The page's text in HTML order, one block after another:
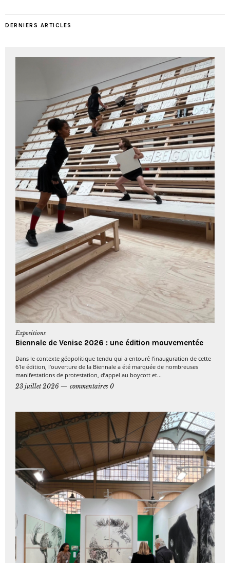
DERNIERS ARTICLES
Expositions
Biennale de Venise 2026 : une édition mouvementée
Dans le contexte géopolitique tendu qui a entouré l’inauguration de cette
61e édition, l’ouverture de la Biennale a été marquée de nombreuses
manifestations de protestation, d’appel au boycott et...
23 juillet 2026
commentaires 0